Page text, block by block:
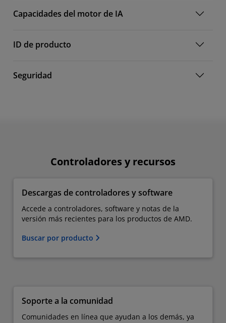
Capacidades del motor de IA
ID de producto
Seguridad
Controladores y recursos
Descargas de controladores y software
Accede a controladores, software y notas de la
versión más recientes para los productos de AMD.
Buscar por producto
Soporte a la comunidad
Comunidades en línea que ayudan a los demás, ya